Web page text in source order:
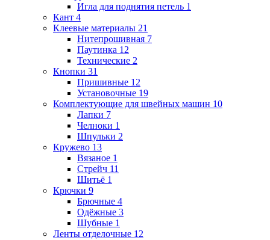
Игла для поднятия петель 1
Кант 4
Клеевые материалы 21
Нитепрошивная 7
Паутинка 12
Технические 2
Кнопки 31
Пришивные 12
Установочные 19
Комплектующие для швейных машин 10
Лапки 7
Челноки 1
Шпульки 2
Кружево 13
Вязаное 1
Стрейч 11
Шитьё 1
Крючки 9
Брючные 4
Одёжные 3
Шубные 1
Ленты отделочные 12